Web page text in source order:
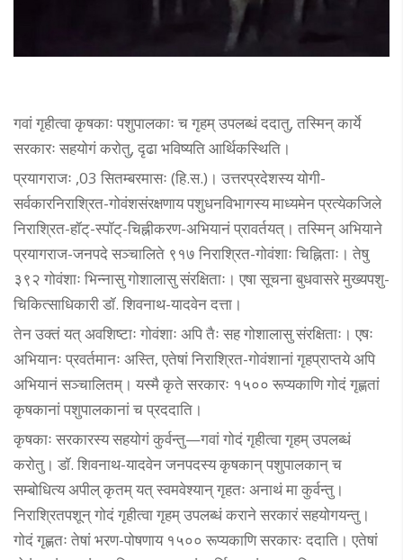
गवां गृहीत्वा कृषकाः पशुपालकाः च गृहम् उपलब्धं ददातु, तस्मिन् कार्ये
सरकारः सहयोगं करोतु, दृढा भविष्यति आर्थिकस्थिति।
प्रयागराजः ,03 सितम्बरमासः (हि.स.)। उत्तरप्रदेशस्य योगी-
सर्वकारनिराश्रित-गोवंशसंरक्षणाय पशुधनविभागस्य माध्यमेन प्रत्येकजिले
निराश्रित-हॉट्-स्पॉट्-चिह्नीकरण-अभियानं प्रावर्तयत्। तस्मिन् अभियाने
प्रयागराज-जनपदे सञ्चालिते ९१७ निराश्रित-गोवंशाः चिह्निताः। तेषु
३९२ गोवंशाः भिन्नासु गोशालासु संरक्षिताः। एषा सूचना बुधवासरे मुख्यपशु-
चिकित्साधिकारी डॉ. शिवनाथ-यादवेन दत्ता।
तेन उक्तं यत् अवशिष्टाः गोवंशाः अपि तैः सह गोशालासु संरक्षिताः। एषः
अभियानः प्रवर्तमानः अस्ति, एतेषां निराश्रित-गोवंशानां गृहप्राप्तये अपि
अभियानं सञ्चालितम्। यस्मै कृते सरकारः १५०० रूप्यकाणि गोदं गृह्णतां
कृषकानां पशुपालकानां च प्रददाति।
कृषकाः सरकारस्य सहयोगं कुर्वन्तु—गवां गोदं गृहीत्वा गृहम् उपलब्धं
करोतु। डॉ. शिवनाथ-यादवेन जनपदस्य कृषकान् पशुपालकान् च
सम्बोधित्य अपील् कृतम् यत् स्वमवेश्यान् गृहतः अनाथं मा कुर्वन्तु।
निराश्रितपशून् गोदं गृहीत्वा गृहम् उपलब्धं कराने सरकारं सहयोगयन्तु।
गोदं गृह्णतः तेषां भरण-पोषणाय १५०० रूप्यकाणि सरकारः ददाति। एतेषां